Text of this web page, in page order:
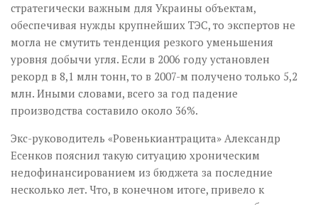
стратегически важным для Украины объектам,
обеспечивая нужды крупнейших ТЭС, то экспертов не
могла не смутить тенденция резкого уменьшения
уровня добычи угля. Если в 2006 году установлен
рекорд в 8,1 млн тонн, то в 2007-м получено только 5,2
млн. Иными словами, всего за год падение
производства составило около 36%.
Экс-руководитель «Ровенькиантрацита» Александр
Есенков пояснил такую ситуацию хроническим
недофинансированием из бюджета за последние
несколько лет. Что, в конечном итоге, привело к